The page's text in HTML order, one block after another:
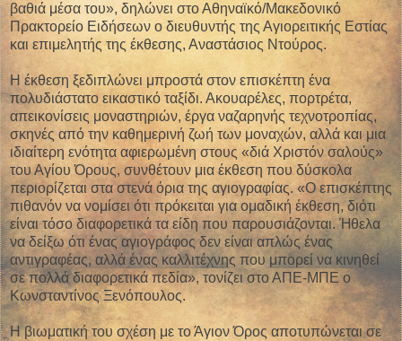
βαθιά μέσα του», δηλώνει στο Αθηναϊκό/Μακεδονικό
Πρακτορείο Ειδήσεων ο διευθυντής της Αγιορειτικής Εστίας
και επιμελητής της έκθεσης, Αναστάσιος Ντούρος.
Η έκθεση ξεδιπλώνει μπροστά στον επισκέπτη ένα
πολυδιάστατο εικαστικό ταξίδι. Ακουαρέλες, πορτρέτα,
απεικονίσεις μοναστηριών, έργα ναζαρηνής τεχνοτροπίας,
σκηνές από την καθημερινή ζωή των μοναχών, αλλά και μια
ιδιαίτερη ενότητα αφιερωμένη στους «διά Χριστόν σαλούς»
του Αγίου Όρους, συνθέτουν μια έκθεση που δύσκολα
περιορίζεται στα στενά όρια της αγιογραφίας. «Ο επισκέπτης
πιθανόν να νομίσει ότι πρόκειται για ομαδική έκθεση, διότι
είναι τόσο διαφορετικά τα είδη που παρουσιάζονται. Ήθελα
να δείξω ότι ένας αγιογράφος δεν είναι απλώς ένας
αντιγραφέας, αλλά ένας καλλιτέχνης που μπορεί να κινηθεί
σε πολλά διαφορετικά πεδία», τονίζει στο ΑΠΕ-ΜΠΕ ο
Κωνσταντίνος Ξενόπουλος.
Η βιωματική του σχέση με το Άγιον Όρος αποτυπώνεται σε